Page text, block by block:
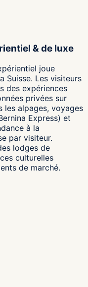
& de luxe
joue
Suisse. Les visiteurs
des expériences
privées sur
les alpages, voyages
Express) et
à la
par visiteur.
lodges de
culturelles
de marché.